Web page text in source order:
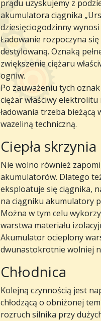
prądu uzyskujemy z
akumulatora ciągnika
dziesięciogodzinny wynosi
Ładowanie rozpoczyna
destylowaną. Oznaką
zwiększenie ciężaru
ogniw.
Po zauważeniu tych
ciężar właściwy
ładowania trzeba
wazeliną techniczną.
Ciepła skrzynia
Nie wolno również
akumulatorów. Dlatego
eksploatuje się ciągnika,
na ciągniku akumulatory
Można w tym celu
warstwa materiału
Akumulator ocieplony
dwunastokrotnie wolniej
Chłodnica
Kolejną czynnością jest
chłodzącą o obniżonej
rozruch silnika przy